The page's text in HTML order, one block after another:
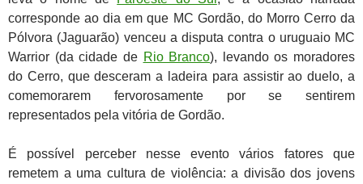
corresponde ao dia em que MC Gordão, do Morro Cerro da
Pólvora (Jaguarão) venceu a disputa contra o uruguaio MC
Warrior (da cidade de Rio Branco), levando os moradores
do Cerro, que desceram a ladeira para assistir ao duelo, a
comemorarem fervorosamente por se sentirem
representados pela vitória de Gordão.
É possível perceber nesse evento vários fatores que
remetem a uma cultura de violência: a divisão dos jovens